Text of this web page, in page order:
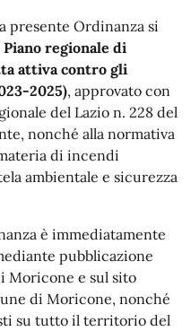
presente Ordinanza si
Piano regionale di
attiva contro gli
2025), approvato con
del Lazio n. 228 del
nonché alla normativa
di incendi
ambientale e sicurezza
è immediatamente
pubblicazione
Moricone e sul sito
di Moricone, nonché
su tutto il territorio del